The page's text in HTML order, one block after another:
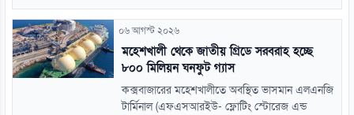
০৬ আগস্ট ২০২৬
মহেশখালী থেকে জাতীয় গ্রিডে সরবরাহ হচ্ছে
৮০০ মিলিয়ন ঘনফুট গ্যাস
কক্সবাজারের মহেশখালীতে অবস্থিত ভাসমান এলএনজি
টার্মিনাল (এফএসআরইউ- ফ্লোটিং স্টোরেজ এন্ড